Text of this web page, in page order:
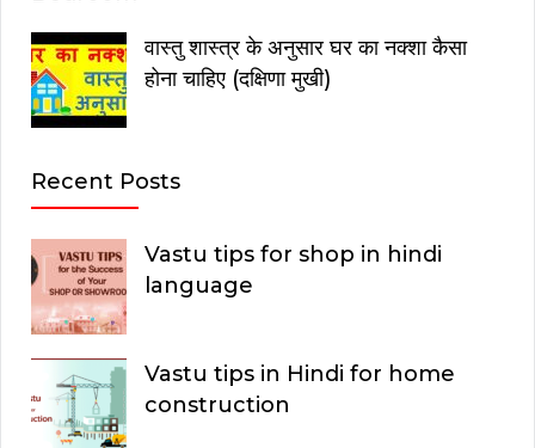
वास्तु शास्त्र के अनुसार घर का नक्शा कैसा
होना चाहिए (दक्षिणा मुखी)
Recent Posts
Vastu tips for shop in hindi
language
Vastu tips in Hindi for home
construction